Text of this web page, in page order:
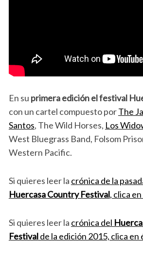
En su primera edición el festival
con un cartel compuesto porThe
Santos, The Wild Horses, Los
West Bluegrass Band, Folsom
Western Pacific.
Si quieres leer la crónica de la
Huercasa Country Festival, clica
Si quieres leer la crónica del
Festivalde la edición 2015, clica